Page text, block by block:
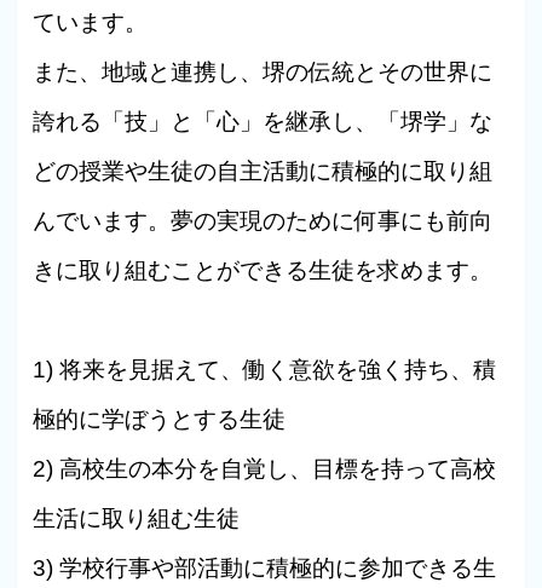
ています。
また、地域と連携し、堺の伝統とその世界に
誇れる「技」と「心」を継承し、「堺学」な
どの授業や生徒の自主活動に積極的に取り組
んでいます。夢の実現のために何事にも前向
きに取り組むことができる生徒を求めます。
1) 将来を見据えて、働く意欲を強く持ち、積
極的に学ぼうとする生徒
2) 高校生の本分を自覚し、目標を持って高校
生活に取り組む生徒
3) 学校行事や部活動に積極的に参加できる生